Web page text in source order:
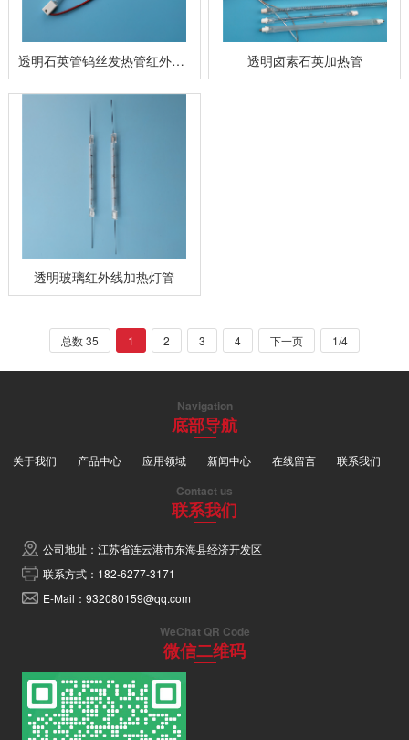
透明石英管钨丝发热管红外线灯管 透明卤素石英加热管
透明玻璃红外线加热灯管
总数 35 1 2 3 4 下一页 1/4
Navigation
底部导航
关于我们 产品中心 应用领域 新闻中心 在线留言 联系我们
Contact us
联系我们
公司地址：江苏省连云港市东海县经济开发区
联系方式：182-6277-3171
E-Mail：932080159@qq.com
WeChat QR Code
微信二维码